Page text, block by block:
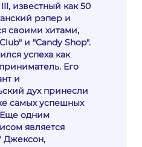
известный как 50
рэпер и
своими хитами,
и "Candy Shop".
успеха как
Его
и
дух принесли
самых успешных
одним
является
Джексон,